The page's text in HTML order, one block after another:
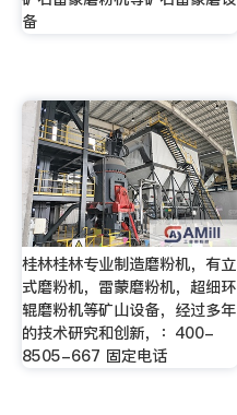
备
桂林桂林专业制造磨粉机，有立
式磨粉机，雷蒙磨粉机，超细环
辊磨粉机等矿山设备，经过多年
的技术研究和创新，：400-
8505-667 固定电话